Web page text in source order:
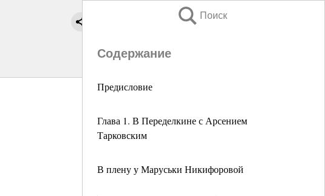
Поиск
Содержание
Предисловие
Глава 1. В Переделкине с Арсением
Тарковским
В плену у Маруськи Никифоровой